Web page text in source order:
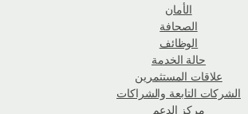
الأمان
الصحافة
الوظائف
حالة الخدمة
علاقات المستثمرين
الشركات التابعة والشراكات
مركز الدعم